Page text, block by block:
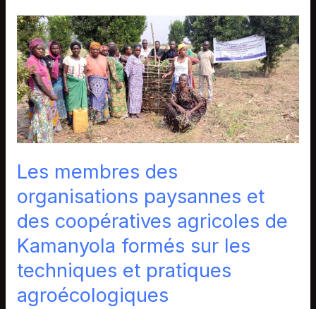
Les membres des
organisations paysannes et
des coopératives agricoles de
Kamanyola formés sur les
techniques et pratiques
agroécologiques
Les
membres
des
organisations
paysannes
et
des
coopératives
agricoles
de
Kamanyola
formés
sur
les
techniques